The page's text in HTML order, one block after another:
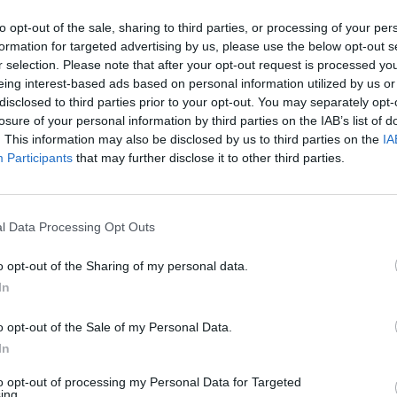
opt-out of the sale, sharing to third parties, or processing of your
for targeted advertising by us, please use the below opt-out
selection. Please note that after your opt-out request is processed
interest-based ads based on personal information utilized by us
to third parties prior to your opt-out. You may separately
of your personal information by third parties on the IAB’s list of
This information may also be disclosed by us to third parties on the
Participants that may further disclose it to other third parties.
Data Processing Opt Outs
opt-out of the Sharing of my personal data.
opt-out of the Sale of my Personal Data.
opt-out of processing my Personal Data for Targeted
una manifestazione sportiva. Per tutta la
in un vero e proprio villaggio della festa, con
dedicati all’intrattenimento e attività pensate per
quello di creare un’occasione di aggregazione
sport come strumento di inclusione e socialità.
2026 spicca la collaborazione con LILT
sarà infatti presente il Camper della
dermatologiche gratuite con l’obiettivo di
della prevenzione e della diagnosi
previsto un momento speciale dedicato alla
del torneo, un traguardo che testimonia la
e il forte legame costruito negli anni con il
grande aperitivo accompagnato da DJ set,
atleti, volontari, sponsor e tutti coloro che
dell’iniziativa.